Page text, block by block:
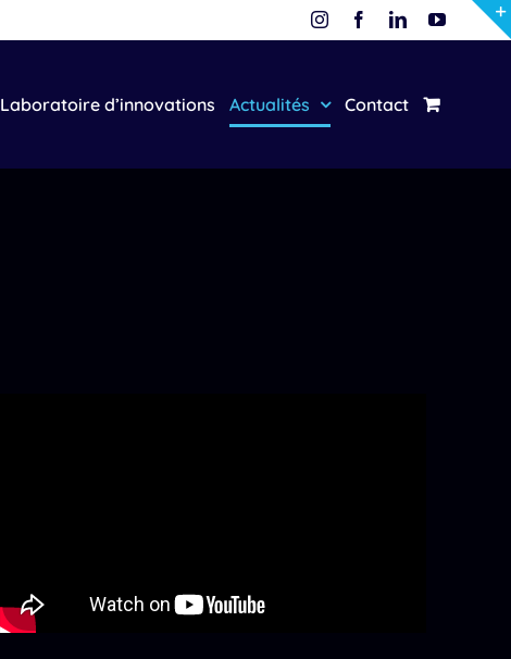
InstagramFacebookLinkedInYouTube
Laboratoire d’innovations Actualités Contact